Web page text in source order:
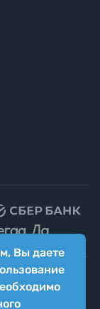
Вы даете